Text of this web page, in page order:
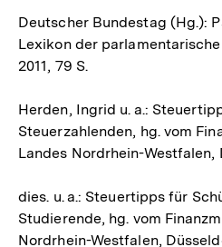
Deutscher Bundestag (Hg.):
Lexikon der
2011, 79 S.
Herden, Ingrid u. a.:
Steuerzahlenden, hg. vom
Landes Nordrhein-Westfalen,
dies. u. a.: Steuertipps für
Studierende, hg. vom
Nordrhein-Westfalen,